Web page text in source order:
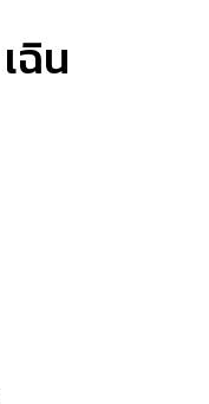
เฉิน